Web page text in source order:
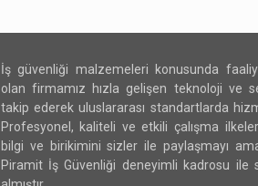
İş güvenliği malzemeleri konusunda
olan firmamız hızla gelişen teknoloji ve
takip ederek uluslararası standartlarda
Profesyonel, kaliteli ve etkili çalışma
bilgi ve birikimini sizler ile paylaşmayı
Piramit İş Güvenliği deneyimli kadrosu ile